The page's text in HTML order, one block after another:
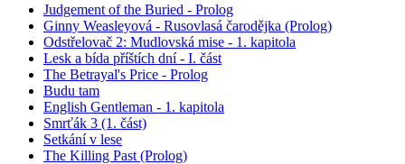
Judgement of the Buried - Prolog
Ginny Weasleyová - Rusovlasá čarodějka (Prolog)
Odstřelovač 2: Mudlovská mise - 1. kapitola
Lesk a bída příštích dní - I. část
The Betrayal's Price - Prolog
Budu tam
English Gentleman - 1. kapitola
Smrťák 3 (1. část)
Setkání v lese
The Killing Past (Prolog)